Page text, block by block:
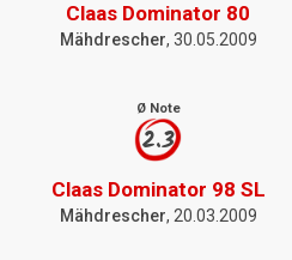
Claas Dominator 80
Mähdrescher, 30.05.2009
Ø Note
2.3
Claas Dominator 98 SL
Mähdrescher, 20.03.2009